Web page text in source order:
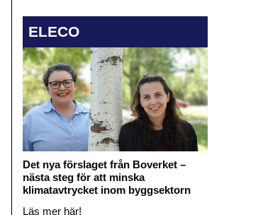
ELECO
Det nya förslaget från Boverket –
nästa steg för att minska
klimatavtrycket inom byggsektorn
Läs mer här!